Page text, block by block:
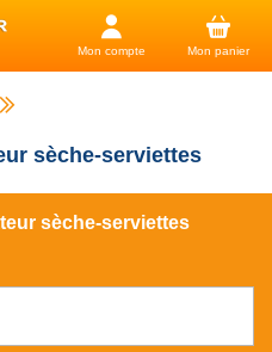
Mon compte Mon panier
sèche-serviettes
sèche-serviettes